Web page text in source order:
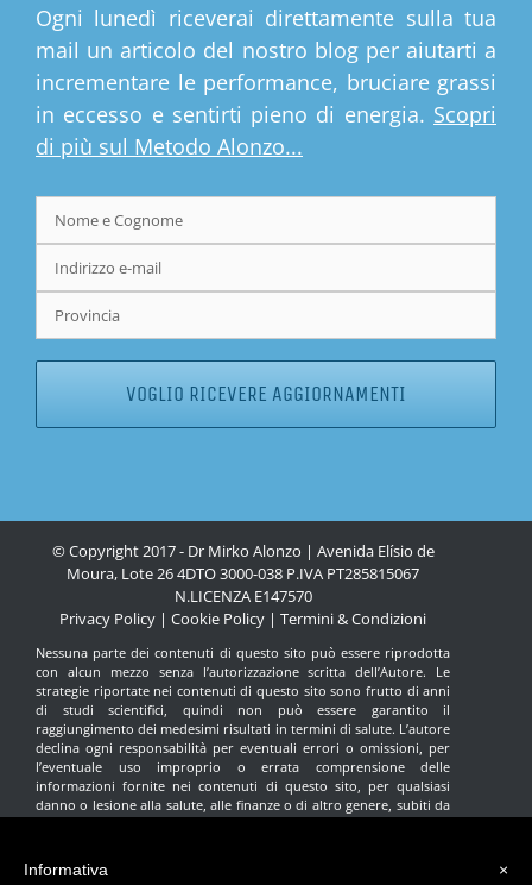
Ogni lunedì riceverai direttamente sulla tua
mail un articolo del nostro blog per aiutarti a
incrementare le performance, bruciare grassi
in eccesso e sentirti pieno di energia. Scopri
di più sul Metodo Alonzo...
© Copyright 2017 - Dr Mirko Alonzo | Avenida Elísio de
Moura, Lote 26 4DTO 3000-038 P.IVA PT285815067
N.LICENZA E147570
Privacy Policy |Cookie Policy |Termini & Condizioni
Nessuna parte dei contenuti di questo sito può essere riprodotta
con alcun mezzo senza l’autorizzazione scritta dell’Autore. Le
strategie riportate nei contenuti di questo sito sono frutto di anni
di studi scientifici, quindi non può essere garantito il
raggiungimento dei medesimi risultati in termini di salute. L’autore
declina ogni responsabilità per eventuali errori o omissioni, per
l’eventuale uso improprio o errata comprensione delle
informazioni fornite nei contenuti di questo sito, per qualsiasi
danno o lesione alla salute, alle finanze o di altro genere, subiti da
in questo sito intende sostituire il parere del proprio medico di
fiducia. Tutte le scelte e le decisioni terapeutiche devono essere
×
Informativa